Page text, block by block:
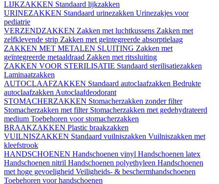
LIJKZAKKEN Standaard lijkzakken
URINEZAKKEN Standaard urinezakken Urinezakjes voor
pediatrie
VERZENDZAKKEN Zakken met luchtkussens Zakken met
zelfklevende strip Zakken met geïntegreerde absorptielaag
ZAKKEN MET METALEN SLUITING Zakken met
geïntegreerde metaaldraad Zakken met ritssluiting
ZAKKEN VOOR STERILISATIE Standaard sterilisatiezakken
Laminaatzakken
AUTOCLAAFZAKKEN Standaard autoclaafzakken Bedrukte
autoclaafzakken Autoclaafdeodorant
STOMACHERZAKKEN Stomacherzakken zonder filter
Stomacherzakken met filter Stomacherzakken met gedehydrateerd
medium Toebehoren voor stomacherzakken
BRAAKZAKKEN Plastic braakzakken
VUILNISZAKKEN Standaard vuilniszakken Vuilniszakken met
kleefstrook
HANDSCHOENEN Handschoenen vinyl Handschoenen latex
Handschoenen nitril Handschoenen polyethyleen Handschoenen
met hoge gevoeligheid Veiligheids- & beschermhandschoenen
Toebehoren voor handschoenen